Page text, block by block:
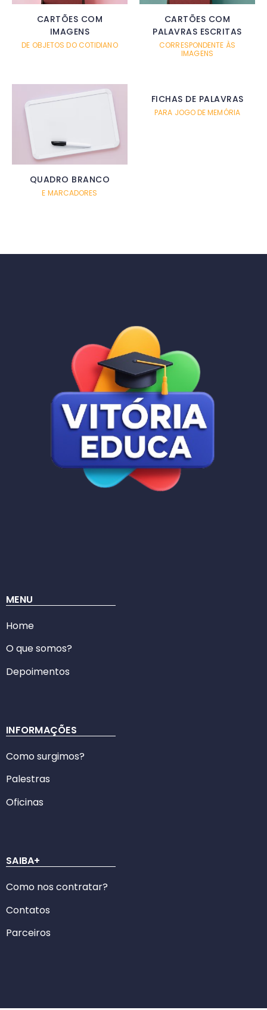
CARTÕES COM
IMAGENS
DE OBJETOS DO COTIDIANO
CARTÕES COM
PALAVRAS ESCRITAS
CORRESPONDENTE ÀS
IMAGENS
QUADRO BRANCO
E MARCADORES
FICHAS DE PALAVRAS
PARA JOGO DE MEMÓRIA
MENU
Home
O que somos?
Depoimentos
INFORMAÇÕES
Como surgimos?
Palestras
Oficinas
SAIBA+
Como nos contratar?
Contatos
Parceiros